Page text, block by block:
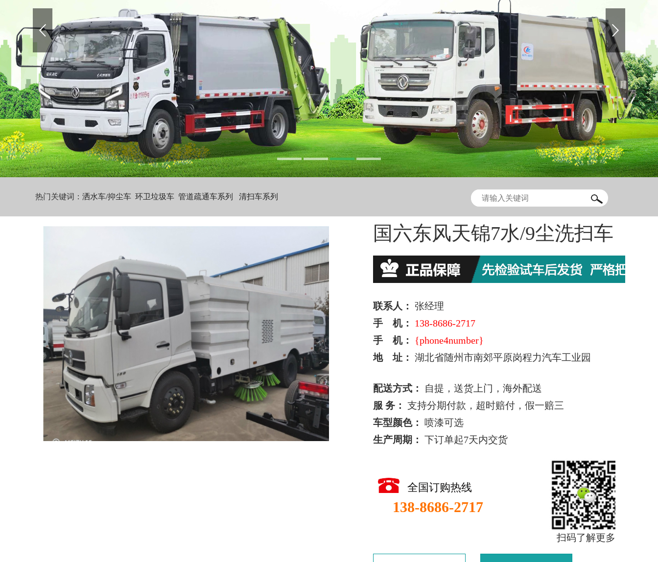
热门关键词： 洒水车/抑尘车 环卫垃圾车 管道疏通车系列 清扫车系列
国六东风天锦7水/9尘洗扫车
联系人： 张经理
手 机：
138-8686-2717
手 机：
{phone4number}
地 址： 湖北省随州市南郊平原岗程力汽车工业园
配送方式：
自提，送货上门，海外配送
服 务： 支持分期付款，超时赔付，假一赔三
车型颜色：
喷漆可选
生产周期： 下订单起7天内交货
全国订购热线
138-8686-2717
扫码了解更多